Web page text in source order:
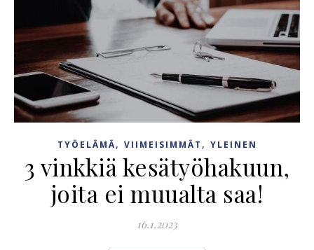
TYÖELÄMÄ, VIIMEISIMMÄT , YLEINEN
3 vinkkiä kesätyöhakuun,
joita ei muualta saa!
16.1.2023